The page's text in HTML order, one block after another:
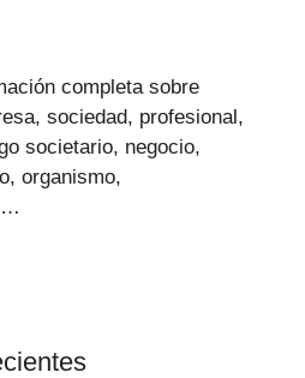
completa sobre
sociedad, profesional,
societario, negocio,
organismo,